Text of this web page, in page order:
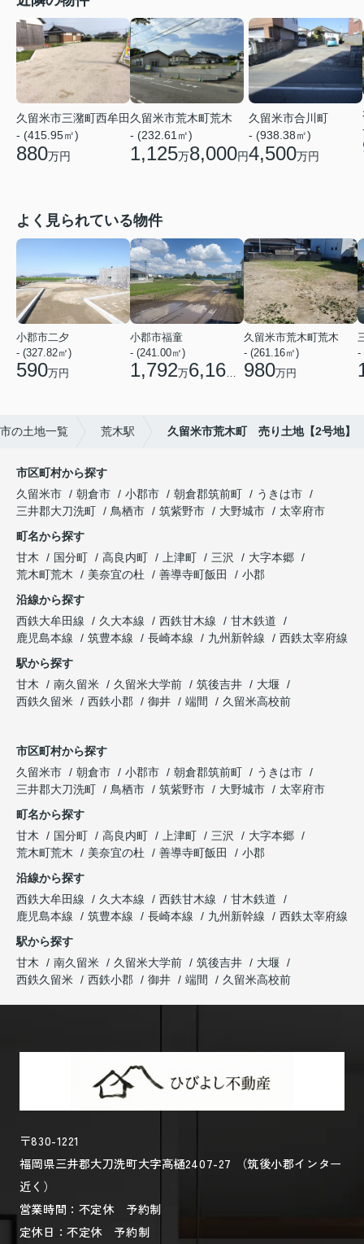
久留米市三潴町西牟田
- (415.95㎡)
880万円
久留米市荒木町荒木
- (232.61㎡)
1,125万8,000円
久留米市合川町
- (938.38㎡)
4,500万円
よく見られている物件
小郡市二夕
- (327.82㎡)
590万円
小郡市福童
- (241.00㎡)
1,792万6,160 円
久留米市荒木町荒木
- (261.16㎡)
980万円
-
の土地一覧 荒木駅 久留米市荒木町 売り土地【2号地】
市区町村から探す
久留米市
朝倉市 小郡市 朝倉郡筑前町
うきは市
三井郡大刀洗町
鳥栖市 筑紫野市 大野城市
太宰府市
町名から探す
甘木
国分町 高良内町 上津町 三沢
大字本郷
荒木町荒木
美奈宜の杜 善導寺町飯田
小郡
沿線から探す
西鉄大牟田線
久大本線 西鉄甘木線
甘木鉄道
鹿児島本線
筑豊本線 長崎本線 九州新幹線
西鉄太宰府線
駅から探す
甘木
南久留米 久留米大学前 筑後吉井
大堰
西鉄久留米
西鉄小郡 御井 端間 久留米高校前
市区町村から探す
久留米市
朝倉市 小郡市 朝倉郡筑前町
うきは市
三井郡大刀洗町
鳥栖市 筑紫野市 大野城市
太宰府市
町名から探す
甘木
国分町 高良内町 上津町 三沢
大字本郷
荒木町荒木
美奈宜の杜 善導寺町飯田
小郡
沿線から探す
西鉄大牟田線
久大本線 西鉄甘木線
甘木鉄道
鹿児島本線
筑豊本線 長崎本線 九州新幹線
西鉄太宰府線
駅から探す
甘木
南久留米 久留米大学前 筑後吉井
大堰
西鉄久留米
西鉄小郡 御井 端間 久留米高校前
〒830-1221
福岡県三井郡大刀洗町大字高樋2407-27 （筑後小郡インター
近く）
営業時間：不定休 予約制
定休日：不定休 予約制